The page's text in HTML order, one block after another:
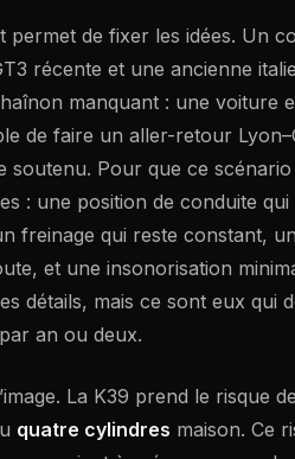
permet de fixer les idées. Un
récente et une ancienne
manquant : une voiture
de faire un aller-retour
soutenu. Pour que ce
: une position de conduite
freinage qui reste constant,
et une insonorisation
détails, mais ce sont eux qui
an ou deux.
La K39 prend le risque
quatre cylindres maison. Ce